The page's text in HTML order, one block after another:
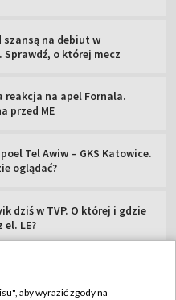
szansą na debiut w
Sprawdź, o której mecz
reakcja na apel Fornala.
przed ME
Tel Awiw – GKS Katowice.
oglądać?
dziś w TVP. O której i gdzie
el. LE?
aby wyrazić zgody na